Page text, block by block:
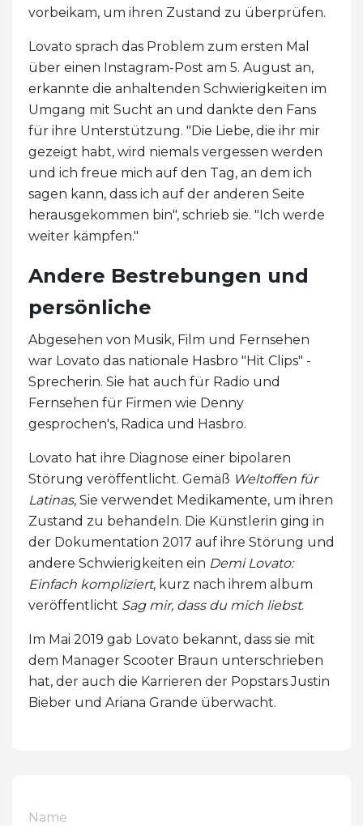
vorbeikam, um ihren Zustand zu überprüfen.
Lovato sprach das Problem zum ersten Mal
über einen Instagram-Post am 5. August an,
erkannte die anhaltenden Schwierigkeiten im
Umgang mit Sucht an und dankte den Fans
für ihre Unterstützung. "Die Liebe, die ihr mir
gezeigt habt, wird niemals vergessen werden
und ich freue mich auf den Tag, an dem ich
sagen kann, dass ich auf der anderen Seite
herausgekommen bin", schrieb sie. "Ich werde
weiter kämpfen."
Andere Bestrebungen und
persönliche
Abgesehen von Musik, Film und Fernsehen
war Lovato das nationale Hasbro "Hit Clips" -
Sprecherin. Sie hat auch für Radio und
Fernsehen für Firmen wie Denny
gesprochen's, Radica und Hasbro.
Lovato hat ihre Diagnose einer bipolaren
Störung veröffentlicht. Gemäß Weltoffen für
Latinas, Sie verwendet Medikamente, um ihren
Zustand zu behandeln. Die Künstlerin ging in
der Dokumentation 2017 auf ihre Störung und
andere Schwierigkeiten ein Demi Lovato:
Einfach kompliziert, kurz nach ihrem album
veröffentlicht Sag mir, dass du mich liebst.
Im Mai 2019 gab Lovato bekannt, dass sie mit
dem Manager Scooter Braun unterschrieben
hat, der auch die Karrieren der Popstars Justin
Bieber und Ariana Grande überwacht.
Name